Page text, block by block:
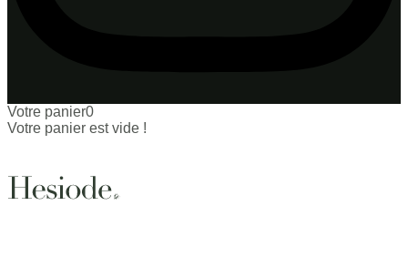
Votre panier0
Votre panier est vide !